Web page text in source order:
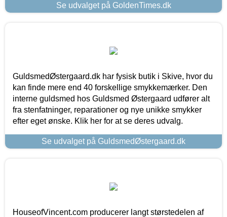
Se udvalget på GoldenTimes.dk
GuldsmedØstergaard.dk har fysisk butik i Skive, hvor du
kan finde mere end 40 forskellige smykkemærker. Den
interne guldsmed hos Guldsmed Østergaard udfører alt
fra stenfatninger, reparationer og nye unikke smykker
efter eget ønske. Klik her for at se deres udvalg.
Se udvalget på GuldsmedØstergaard.dk
HouseofVincent.com producerer langt størstedelen af